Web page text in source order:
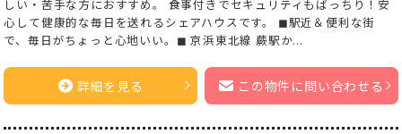
しい・苦手な方におすすめ。 食事付きでセキュリティもばっちり！安
心して健康的な毎日を送れるシェアハウスです。 ◼︎駅近＆便利な街
で、毎日がちょっと心地いい。◼︎ 京浜東北線 蕨駅か...
詳細を見る この物件に問い合わせる